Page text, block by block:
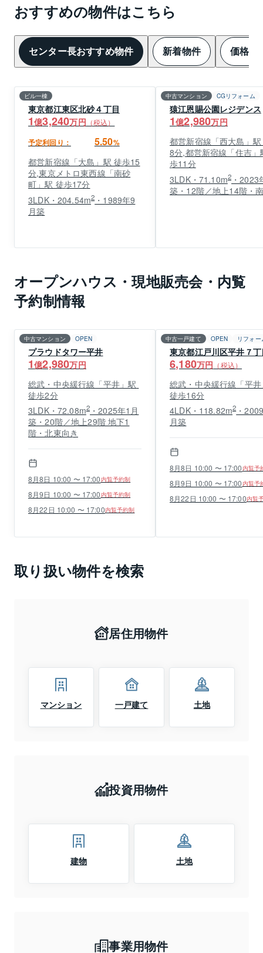
おすすめの物件はこちら
センター長おすすめ物件 新着物件 価格変
ビル一棟
東京都江東区北砂４丁目
1億3,240万円 （税込）
予定利回り： 5.50%
都営新宿線「大島」駅 徒歩15
分,東京メトロ東西線「南砂
町」駅 徒歩17分
3LDK・204.54m2・1989年9
月築
中古マンション CGリフォーム
猿江恩賜公園レジデンス
1億2,980万円
都営新宿線「西大島」
8分,都営新宿線「住吉」
歩11分
3LDK・71.10m2 ・2023
築・12階／地上14階・
オープンハウス・現地販売会・内覧
予約制情報
中古マンション OPEN
プラウドタワー平井
1億2,980万円
総武・中央緩行線「平井」駅
徒歩2分
3LDK・72.08m2 ・2025年1月
築・20階／地上29階 地下1
階・北東向き
8月8日 10:00 〜 17:00 内覧予約制
8月9日 10:00 〜 17:00 内覧予約制
8月22日 10:00 〜 17:00内覧予約制
中古一戸建て OPEN リフォー
東京都江戸川区平井７
6,180万円 （税込）
総武・中央緩行線「平
徒歩16分
4LDK・118.82m2・
月築
8月8日 10:00 〜 17:00 内覧予
8月9日 10:00 〜 17:00 内覧予
8月22日 10:00 〜 17:00内覧
取り扱い物件を検索
居住用物件
マンション 一戸建て 土地
投資用物件
建物 土地
事業用物件